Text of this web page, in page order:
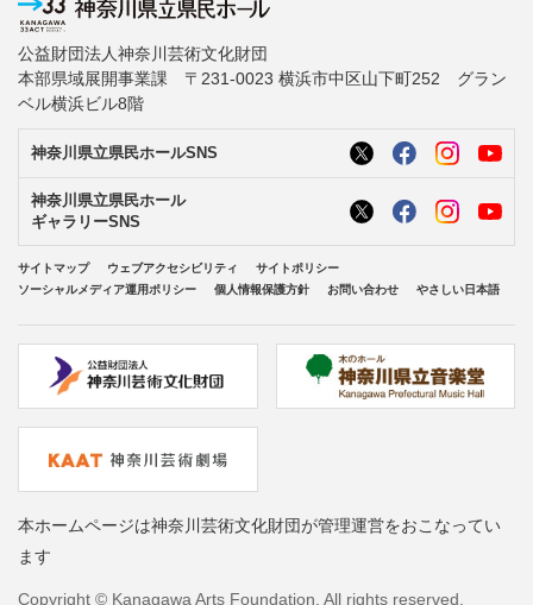
公益財団法人神奈川芸術文化財団
本部県域展開事業課 〒231-0023 横浜市中区山下町252 グラン
ベル横浜ビル8階
神奈川県立県民ホールSNS
神奈川県立県民ホール
ギャラリーSNS
サイトマップ ウェブアクセシビリティ
サイトポリシー
ソーシャルメディア運用ポリシー
個人情報保護方針 お問い合わせ やさしい日本語
本ホームページは神奈川芸術文化財団が管理運営をおこなってい
ます
Copyright © Kanagawa Arts Foundation. All rights reserved.